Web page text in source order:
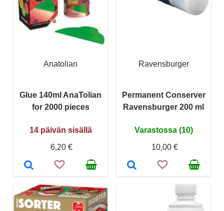
Anatolian
Glue 140ml AnaTolian
for 2000 pieces
14 päivän sisällä
6,20 €
Ravensburger
Permanent Conserver
Ravensburger 200 ml
Varastossa (10)
10,00 €